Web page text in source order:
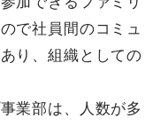
で社員間のコミュ
り、組織としての
業部は、人数が多